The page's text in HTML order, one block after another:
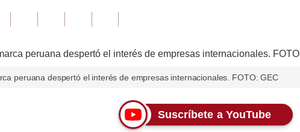
peruana despertó el interés de empresas internacionales. FOTO: GEC
Suscríbete a YouTube